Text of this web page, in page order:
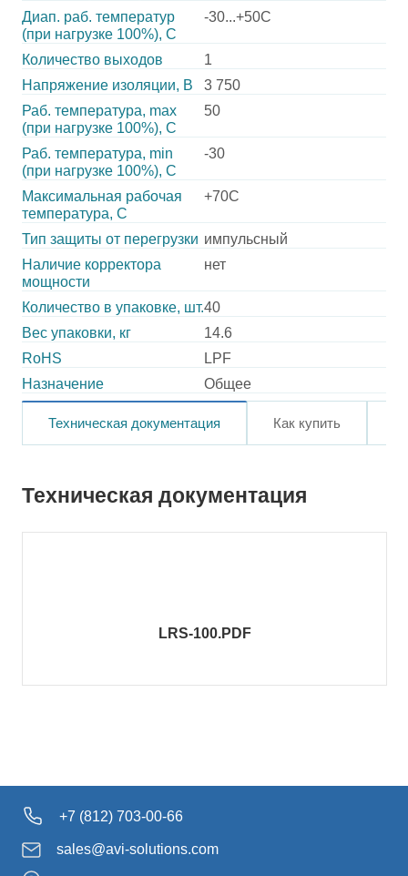
Диап. раб. температур
(при нагрузке 100%), C
-30...+50C
Количество выходов
1
Напряжение изоляции, В
3 750
Раб. температура, max
(при нагрузке 100%), C
50
Раб. температура, min
(при нагрузке 100%), C
-30
Максимальная рабочая
температура, C
+70C
Тип защиты от перегрузки импульсный
Наличие корректора
мощности
нет
Количество в упаковке, шт.40
Вес упаковки, кг
14.6
RoHS
LPF
Назначение
Общее
Техническая документация Как купить
Техническая документация
LRS-100.PDF
+7 (812) 703-00-66
sales@avi-solutions.com